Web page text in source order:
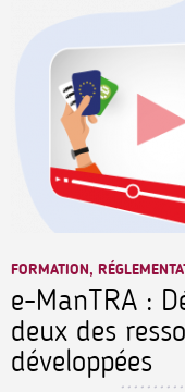
FORMATION,
e-ManTRA :
deux des
développées